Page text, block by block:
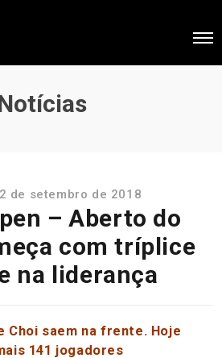
de setembro de 2018
– Aberto do
com tríplice
na liderança
Choi saem na frente. Hoje
141 jogadores